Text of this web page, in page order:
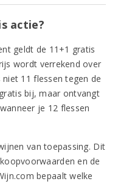
actie?
geldt de 11+1 gratis
wordt verrekend over
11 flessen tegen de
bij, maar ontvangt
je 12 flessen
van toepassing. Dit
en de
bepaalt welke